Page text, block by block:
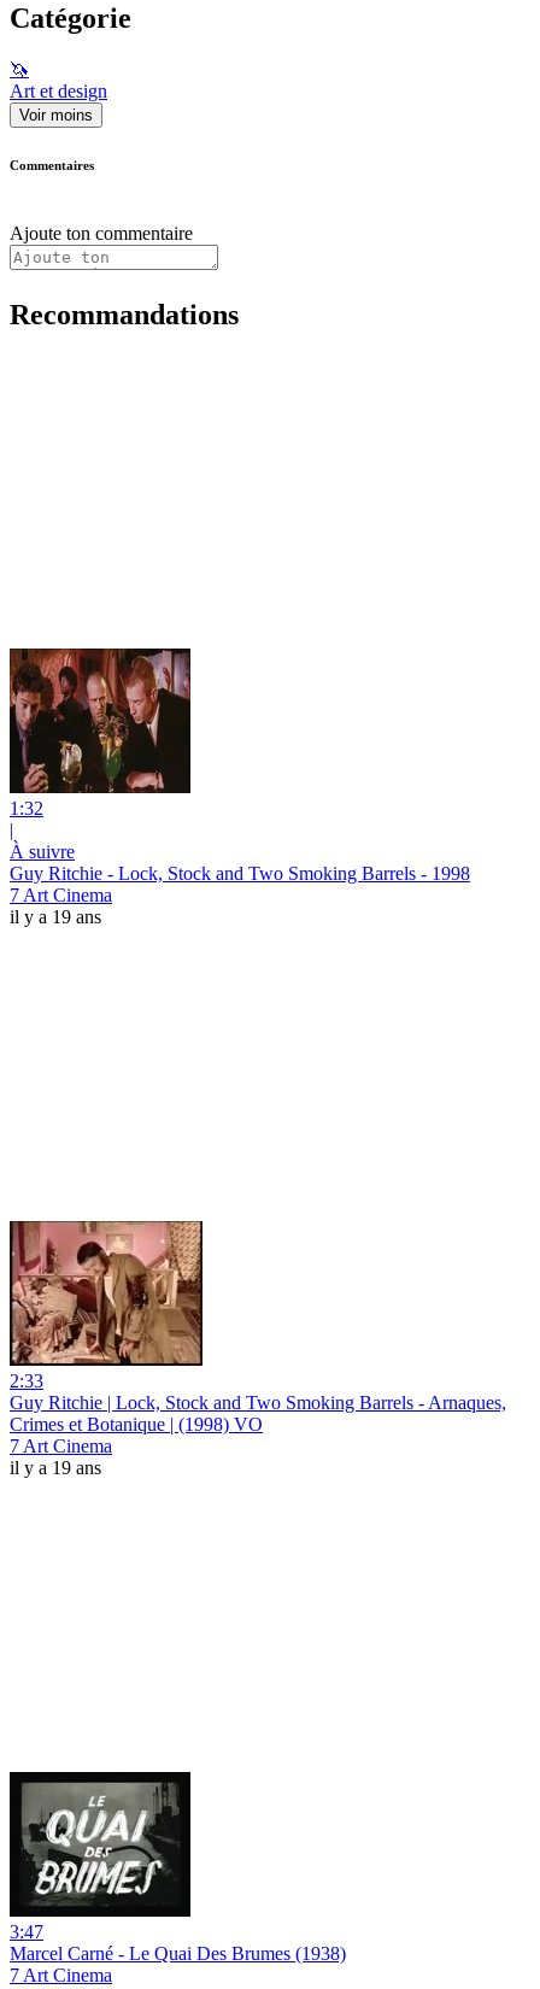
Catégorie
🦄
Art et design
Voir moins
Commentaires
Ajoute ton commentaire
Recommandations
1:32
|
À suivre
Guy Ritchie - Lock, Stock and Two Smoking Barrels - 1998
7 Art Cinema
il y a 19 ans
2:33
Guy Ritchie | Lock, Stock and Two Smoking Barrels - Arnaques,
Crimes et Botanique | (1998) VO
7 Art Cinema
il y a 19 ans
3:47
Marcel Carné - Le Quai Des Brumes (1938)
7 Art Cinema